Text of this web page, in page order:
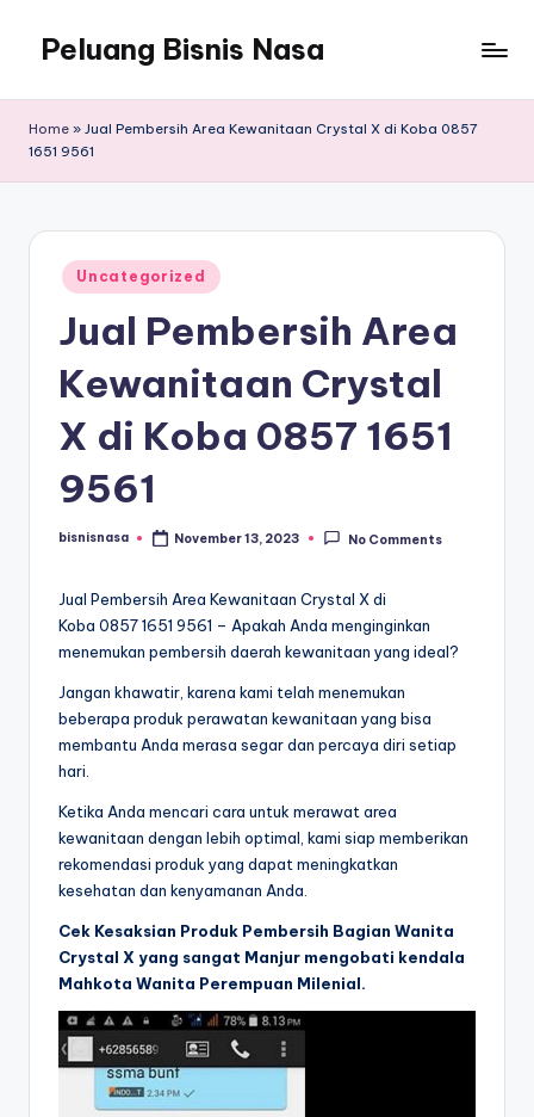
Peluang Bisnis Nasa
Home » Jual Pembersih Area Kewanitaan Crystal X di Koba 0857
1651 9561
Posted
in
Uncategorized
Jual Pembersih Area
Kewanitaan Crystal
X di Koba 0857 1651
9561
Posted
bisnisnasa November 13, 2023 No Comments
Jual Pembersih Area Kewanitaan Crystal X di
Koba 0857 1651 9561 – Apakah Anda menginginkan
menemukan pembersih daerah kewanitaan yang ideal?
Jangan khawatir, karena kami telah menemukan
beberapa produk perawatan kewanitaan yang bisa
membantu Anda merasa segar dan percaya diri setiap
hari.
Ketika Anda mencari cara untuk merawat area
kewanitaan dengan lebih optimal, kami siap memberikan
rekomendasi produk yang dapat meningkatkan
kesehatan dan kenyamanan Anda.
Cek Kesaksian Produk Pembersih Bagian Wanita
Crystal X yang sangat Manjur mengobati kendala
Mahkota Wanita Perempuan Milenial.